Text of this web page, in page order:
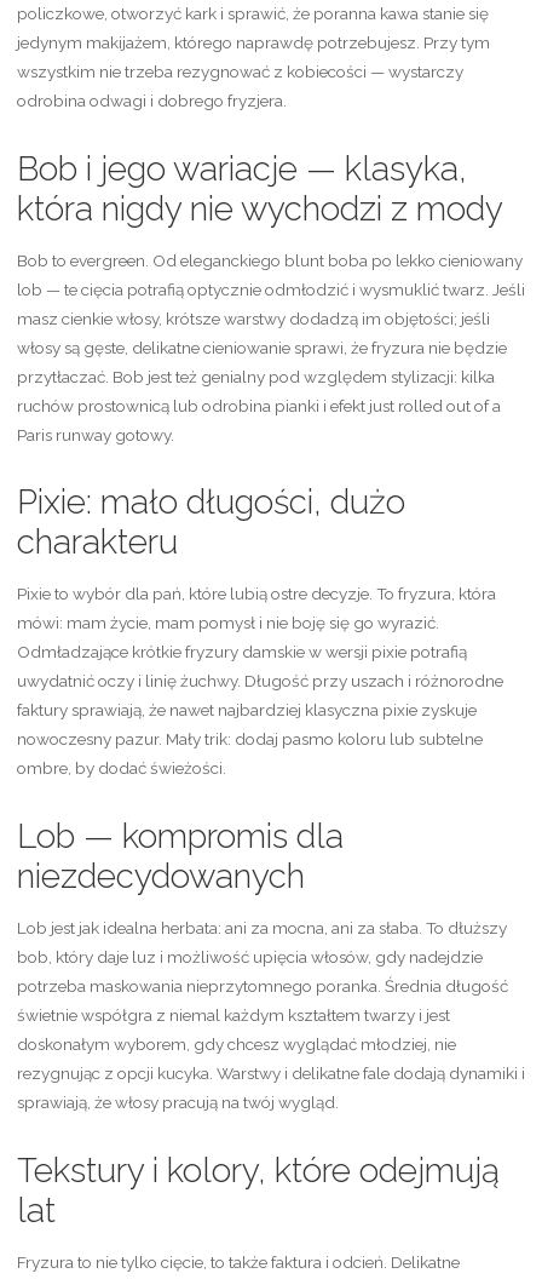
policzkowe, otworzyć kark i sprawić, że poranna kawa stanie się
jedynym makijażem, którego naprawdę potrzebujesz. Przy tym
wszystkim nie trzeba rezygnować z kobiecości — wystarczy
odrobina odwagi i dobrego fryzjera.
Bob i jego wariacje — klasyka,
która nigdy nie wychodzi z mody
Bob to evergreen. Od eleganckiego blunt boba po lekko cieniowany
lob — te cięcia potrafią optycznie odmłodzić i wysmuklić twarz. Jeśli
masz cienkie włosy, krótsze warstwy dodadzą im objętości; jeśli
włosy są gęste, delikatne cieniowanie sprawi, że fryzura nie będzie
przytłaczać. Bob jest też genialny pod względem stylizacji: kilka
ruchów prostownicą lub odrobina pianki i efekt just rolled out of a
Paris runway gotowy.
Pixie: mało długości, dużo
charakteru
Pixie to wybór dla pań, które lubią ostre decyzje. To fryzura, która
mówi: mam życie, mam pomysł i nie boję się go wyrazić.
Odmładzające krótkie fryzury damskie w wersji pixie potrafią
uwydatnić oczy i linię żuchwy. Długość przy uszach i różnorodne
faktury sprawiają, że nawet najbardziej klasyczna pixie zyskuje
nowoczesny pazur. Mały trik: dodaj pasmo koloru lub subtelne
ombre, by dodać świeżości.
Lob — kompromis dla
niezdecydowanych
Lob jest jak idealna herbata: ani za mocna, ani za słaba. To dłuższy
bob, który daje luz i możliwość upięcia włosów, gdy nadejdzie
potrzeba maskowania nieprzytomnego poranka. Średnia długość
świetnie współgra z niemal każdym kształtem twarzy i jest
doskonałym wyborem, gdy chcesz wyglądać młodziej, nie
rezygnując z opcji kucyka. Warstwy i delikatne fale dodają dynamiki i
sprawiają, że włosy pracują na twój wygląd.
Tekstury i kolory, które odejmują
lat
Fryzura to nie tylko cięcie, to także faktura i odcień. Delikatne